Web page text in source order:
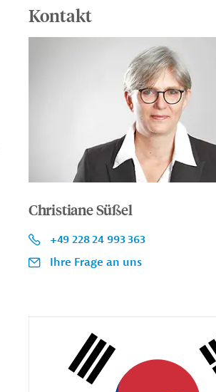
Kontakt
Christiane Süßel
+49 228 24 993 363
Ihre Frage an uns